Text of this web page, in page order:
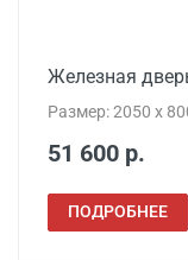
Железная
Размер: 2050 x
51 600 р.
ПОДРОБНЕЕ